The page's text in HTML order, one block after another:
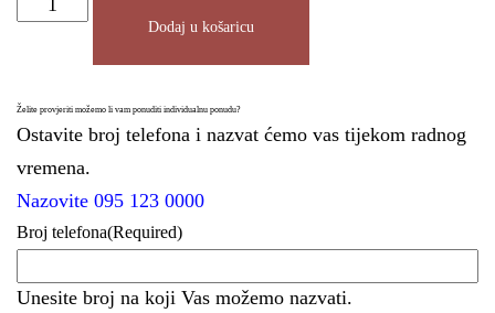
Dodaj u košaricu
Želite provjeriti možemo li vam ponuditi individualnu ponudu?
Ostavite broj telefona i nazvat ćemo vas tijekom radnog
vremena.
Nazovite 095 123 0000
Broj telefona(Required)
Unesite broj na koji Vas možemo nazvati.